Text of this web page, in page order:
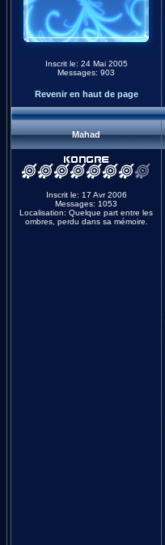
Inscrit le: 24 Mai 2005
Messages: 903
Revenir en haut de page
Mahad
Inscrit le: 17 Avr 2006
Messages: 1053
Localisation: Quelque part entre les
ombres, perdu dans sa mémoire.